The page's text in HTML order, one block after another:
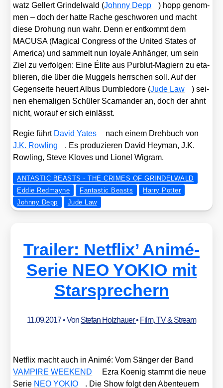
watz Gel­lert Grin­del­wald (John­ny Depp
) hopp genom­
men – doch der hat­te Rache geschwo­ren und macht
die­se Dro­hung nun wahr. Denn er ent­kommt dem
MACUSA (Magi­cal Con­gress of the United Sta­tes of
Ame­ri­ca) und sam­melt nun loya­le Anhän­ger, um sein
Ziel zu ver­fol­gen: Eine Éli­te aus Pur­blut-Magi­ern zu eta­
blie­ren, die über die Mug­gels herr­schen soll. Auf der
Gegen­sei­te heu­ert Albus Dum­ble­do­re (Jude Law
) sei­
nen ehe­ma­li­gen Schü­ler Sca­man­der an, doch der ahnt
nicht, wor­auf er sich ein­lässt.
Regie führt David Yates
nach einem Dreh­buch von
J.K. Row­ling
. Es pro­du­zie­ren David Heyman, J.K.
Row­ling, Ste­ve Kloves und Lio­nel Wigram.
ANTASTIC BEASTS - THE CRIMES OF GRINDELWALD
Eddie Redmayne
Fantastic Beasts
Harry Potter
Johnny Depp
Jude Law
Trailer: Netflix’ Animé-
Serie NEO YOKIO mit
Starsprechern
11.09.2017• Von Stefan Holzhauer• Film, TV & Stream
Net­flix macht auch in Ani­mé: Vom Sän­ger der Band
VAMPIRE WEEKEND
Ezra Koe­nig stammt die neue
Serie NEO YOKIO . Die Show folgt den Aben­teu­ern